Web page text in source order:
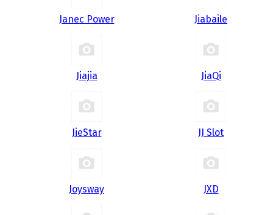
Janec Power Jiabaile
Jiajia JiaQi
JieStar JJ Slot
Joysway JXD